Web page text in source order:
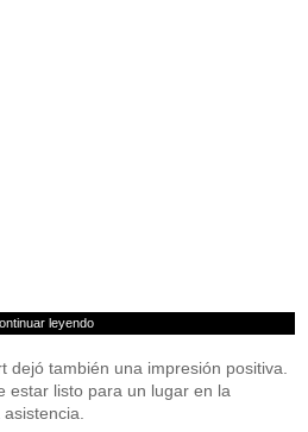
leyendo
dejó también una impresión positiva.
estar listo para un lugar en la